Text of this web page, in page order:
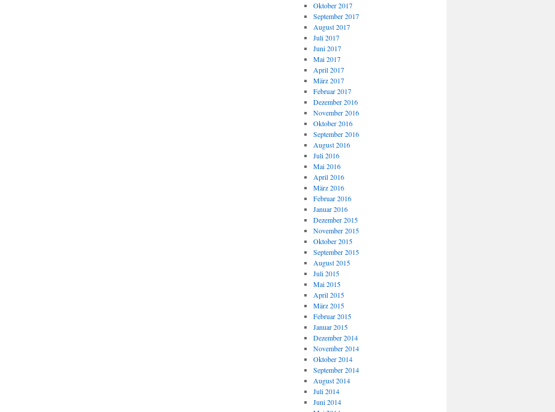
Oktober 2017
September 2017
August 2017
Juli 2017
Juni 2017
Mai 2017
April 2017
März 2017
Februar 2017
Dezember 2016
November 2016
Oktober 2016
September 2016
August 2016
Juli 2016
Mai 2016
April 2016
März 2016
Februar 2016
Januar 2016
Dezember 2015
November 2015
Oktober 2015
September 2015
August 2015
Juli 2015
Mai 2015
April 2015
März 2015
Februar 2015
Januar 2015
Dezember 2014
November 2014
Oktober 2014
September 2014
August 2014
Juli 2014
Juni 2014